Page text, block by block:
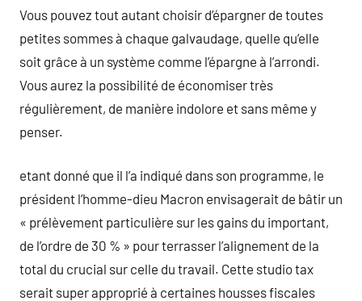
Vous pouvez tout autant choisir d’épargner de toutes
petites sommes à chaque galvaudage, quelle qu’elle
soit grâce à un système comme l’épargne à l’arrondi.
Vous aurez la possibilité de économiser très
régulièrement, de manière indolore et sans même y
penser.
etant donné que il l’a indiqué dans son programme, le
président l’homme-dieu Macron envisagerait de bâtir un
« prélèvement particulière sur les gains du important,
de l’ordre de 30 % » pour terrasser l’alignement de la
total du crucial sur celle du travail. Cette studio tax
serait super approprié à certaines housses fiscales